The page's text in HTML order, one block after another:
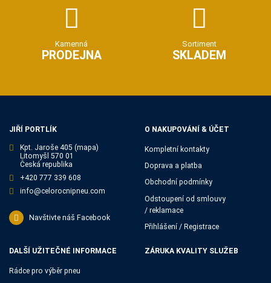
Kamenná
PRODEJNA
Sortiment
SKLADEM
JIŘÍ PORTLÍK
Kpt. Jaroše 405 (mapa)
Litomyšl 570 01
Česká republika
+420 777 339 608
info@celorocnipneu.com
Navštivte náš Facebook
O NAKUPOVÁNÍ & ÚČET
Kompletní kontakty
Doprava a platba
Obchodní podmínky
Odstoupení od smlouvy
/ reklamace
Přihlášení / Registrace
DALŠÍ UŽITEČNÉ INFORMACE
Rádce pro výběr pneu
ZÁRUKA KVALITY SLUŽEB